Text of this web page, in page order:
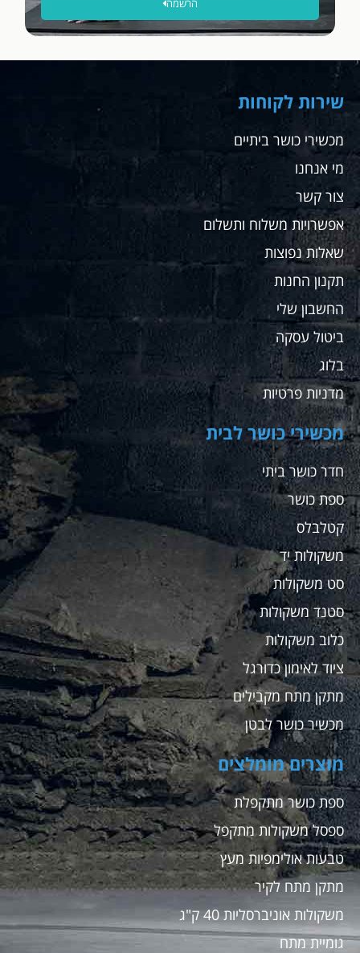
מצויין
לה
את
ספק
שאחזור
לקנות
שם
מתאמנים
שלי
ממליץ
בחום
הרשמה
שירות לקוחות
מכשירי כושר ביתיים
מי אנחנו
צור קשר
אפשרויות משלוח ותשלום
שאלות נפוצות
תקנון החנות
החשבון שלי
ביטול עסקה
בלוג
מדניות פרטיות
מכשירי כושר לבית
חדר כושר ביתי
ספת כושר
קטלבלס
משקולות יד
סט משקולות
סטנד משקולות
כלוב משקולות
ציוד לאימון כדורגל
מתקן מתח מקבילים
מכשיר כושר לבטן
מוצרים מומלצים
ספת כושר מתקפלת
ספסל משקולות מתקפל
טבעות אולימפיות מעץ
מתקן מתח לקיר
משקולות אוניברסליות 40 ק"ג
גומיית מתח